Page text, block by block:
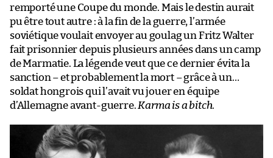
remporté une Coupe du monde. Mais le destin aurait
pu être tout autre : à la fin de la guerre, l’armée
soviétique voulait envoyer au goulag un Fritz Walter
fait prisonnier depuis plusieurs années dans un camp
de Marmatie. La légende veut que ce dernier évita la
sanction – et probablement la mort – grâce à un…
soldat hongrois qui l’avait vu jouer en équipe
d’Allemagne avant-guerre. Karma is a bitch.